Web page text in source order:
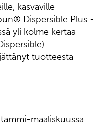
kasvaville
Dispersible Plus -
yli kolme kertaa
tuotteesta
maaliskuussa